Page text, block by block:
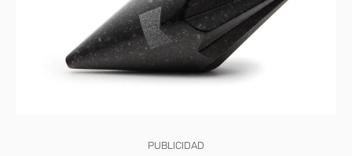
PUBLICIDAD